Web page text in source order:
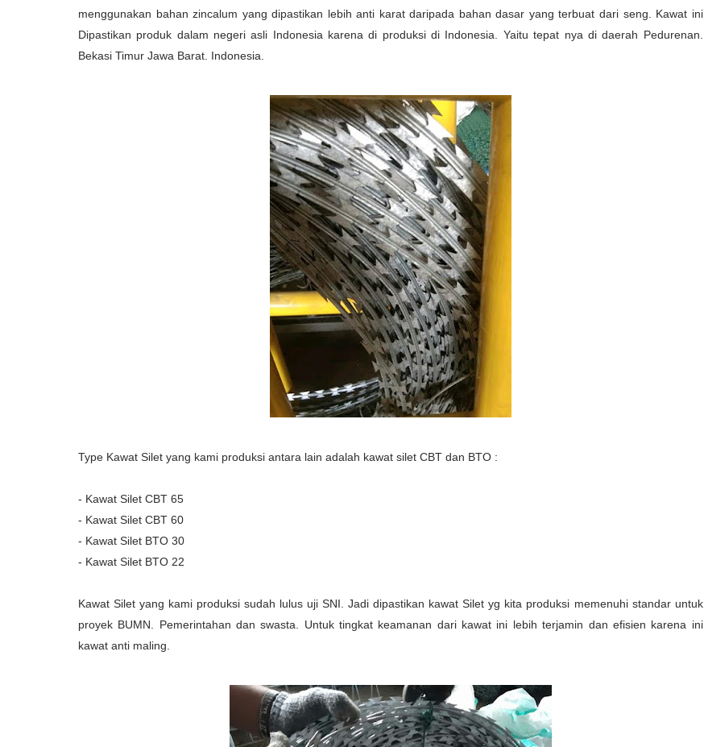
menggunakan bahan zincalum yang dipastikan lebih anti karat daripada bahan dasar yang terbuat dari seng. Kawat ini
Dipastikan produk dalam negeri asli Indonesia karena di produksi di Indonesia. Yaitu tepat nya di daerah Pedurenan.
Bekasi Timur Jawa Barat. Indonesia.
Type Kawat Silet yang kami produksi antara lain adalah kawat silet CBT dan BTO :
- Kawat Silet CBT 65
- Kawat Silet CBT 60
- Kawat Silet BTO 30
- Kawat Silet BTO 22
Kawat Silet yang kami produksi sudah lulus uji SNI. Jadi dipastikan kawat Silet yg kita produksi memenuhi standar untuk
proyek BUMN. Pemerintahan dan swasta. Untuk tingkat keamanan dari kawat ini lebih terjamin dan efisien karena ini
kawat anti maling.